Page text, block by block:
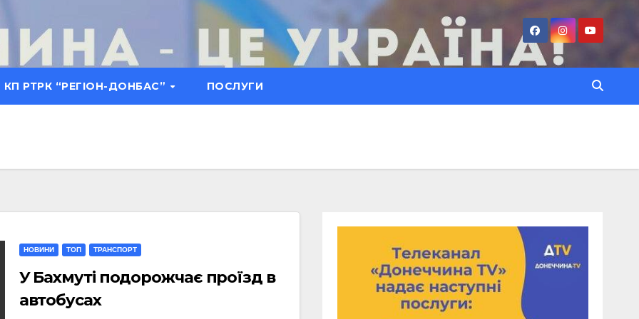
КП РТРК “РЕГІОН-ДОНБАС” ПОСЛУГИ
НОВИНИ ТОП ТРАНСПОРТ
У Бахмуті подорожчає проїзд в
автобусах